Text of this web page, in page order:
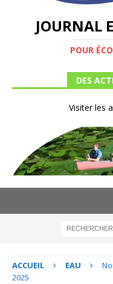
JOURNAL
POUR
DES
Visiter les
ACCUEIL EAU
2025